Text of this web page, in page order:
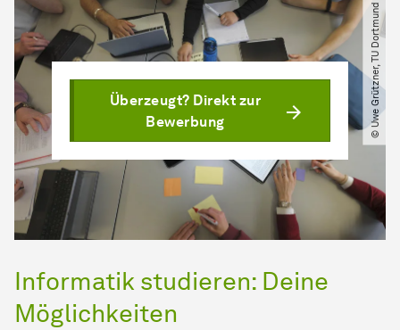
Überzeugt? Direkt zur
Bewerbung
© Uwe Grützner, TU Dortmund
Informatik studieren: Deine
Möglichkeiten